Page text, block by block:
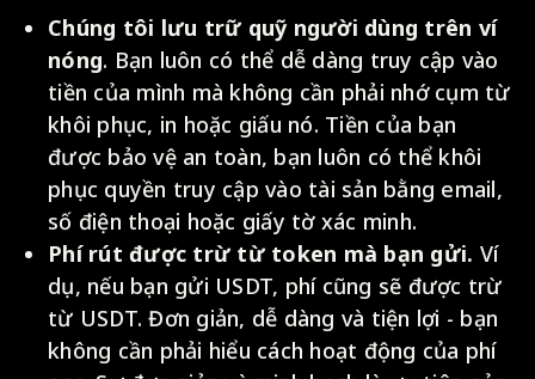
Chúng tôi lưu trữ quỹ người dùng trên ví
nóng. Bạn luôn có thể dễ dàng truy cập vào
tiền của mình mà không cần phải nhớ cụm từ
khôi phục, in hoặc giấu nó. Tiền của bạn
được bảo vệ an toàn, bạn luôn có thể khôi
phục quyền truy cập vào tài sản bằng email,
số điện thoại hoặc giấy tờ xác minh.
Phí rút được trừ từ token mà bạn gửi. Ví
dụ, nếu bạn gửi USDT, phí cũng sẽ được trừ
từ USDT. Đơn giản, dễ dàng và tiện lợi - bạn
không cần phải hiểu cách hoạt động của phí